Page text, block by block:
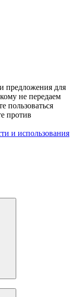
предложения для
не передаем
пользоваться
против
и использования